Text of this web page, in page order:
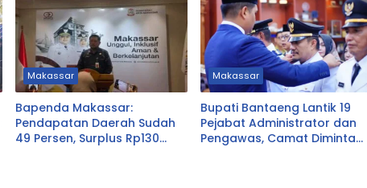
Makassar
Bapenda Makassar:
Pendapatan Daerah Sudah
49 Persen, Surplus Rp130
Makassar
Bupati Bantaeng Lantik 19
Pejabat Administrator dan
Pengawas, Camat Diminta